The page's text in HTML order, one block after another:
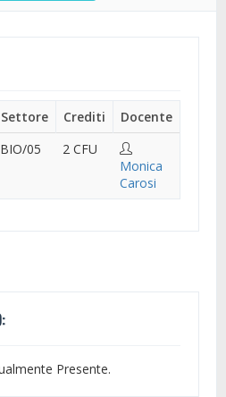
Settore Crediti
Docente
BIO/05
2 CFU
Monica
Carosi
Presente.